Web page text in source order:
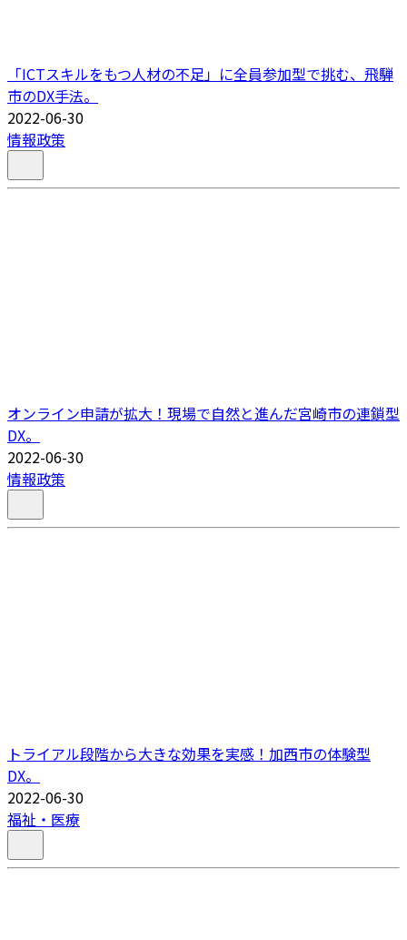
「ICTスキルをもつ人材の不足」に全員参加型で挑む、飛騨
市のDX手法。
2022-06-30
情報政策
オンライン申請が拡大！現場で自然と進んだ宮崎市の連鎖型
DX。
2022-06-30
情報政策
トライアル段階から大きな効果を実感！加西市の体験型
DX。
2022-06-30
福祉・医療